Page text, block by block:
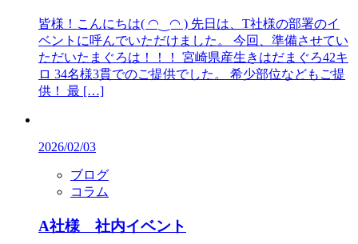
皆様！こんにちは( ◠‿◠ ) 先日は、T社様の部署のイ
ベントに呼んでいただけました。 今回、準備させてい
ただいたまぐろは！！！ 宮崎県産生きはだまぐろ42キ
ロ 34名様3貫でのご提供でした。 希少部位などもご提
供！ 最 […]
2026/02/03
ブログ
コラム
A社様 社内イベント